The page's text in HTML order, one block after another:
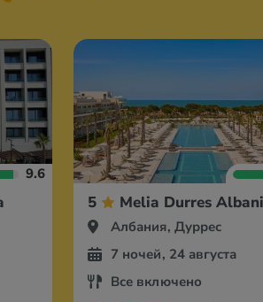
9.6
5 Melia Durres
Албания, Дуррес
7 ночей, 24 августа
Все включено